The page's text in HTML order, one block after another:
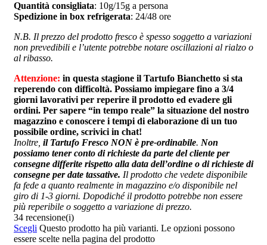
Quantità consigliata: 10g/15g a persona
Spedizione in box refrigerata: 24/48 ore
N.B. Il prezzo del prodotto fresco è spesso soggetto a variazioni
non prevedibili e l’utente potrebbe notare oscillazioni al rialzo o
al ribasso.
Attenzione: in questa stagione il Tartufo Bianchetto si sta
reperendo con difficoltà. Possiamo impiegare fino a 3/4
giorni lavorativi per reperire il prodotto ed evadere gli
ordini. Per sapere “in tempo reale” la situazione del nostro
magazzino e conoscere i tempi di elaborazione di un tuo
possibile ordine, scrivici in chat!
Inoltre, il Tartufo Fresco NON è pre-ordinabile. Non
possiamo tener conto di richieste da parte del cliente per
consegne differite rispetto alla data dell’ordine o di richieste di
consegne per date tassative. Il prodotto che vedete disponibile
fa fede a quanto realmente in magazzino e/o disponibile nel
giro di 1-3 giorni. Dopodiché il prodotto potrebbe non essere
più reperibile o soggetto a variazione di prezzo.
34 recensione(i)
Scegli Questo prodotto ha più varianti. Le opzioni possono
essere scelte nella pagina del prodotto